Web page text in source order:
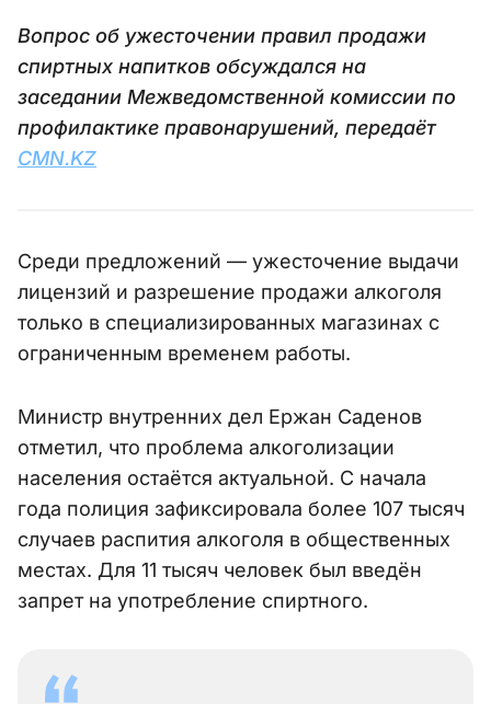
Вопрос об ужесточении правил продажи
спиртных напитков обсуждался на
заседании Межведомственной комиссии по
профилактике правонарушений, передаёт
CMN.KZ
Среди предложений — ужесточение выдачи
лицензий и разрешение продажи алкоголя
только в специализированных магазинах с
ограниченным временем работы.
Министр внутренних дел Ержан Саденов
отметил, что проблема алкоголизации
населения остаётся актуальной. С начала
года полиция зафиксировала более 107 тысяч
случаев распития алкоголя в общественных
местах. Для 11 тысяч человек был введён
запрет на употребление спиртного.